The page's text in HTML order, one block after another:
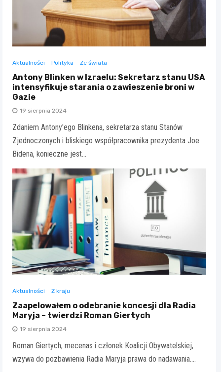
Aktualności Polityka Ze świata
Antony Blinken w Izraelu: Sekretarz stanu USA
intensyfikuje starania o zawieszenie broni w
Gazie
19 sierpnia 2024
Zdaniem Antony'ego Blinkena, sekretarza stanu Stanów
Zjednoczonych i bliskiego współpracownika prezydenta Joe
Bidena, konieczne jest…
Aktualności Z kraju
Zaapelowałem o odebranie koncesji dla Radia
Maryja – twierdzi Roman Giertych
19 sierpnia 2024
Roman Giertych, mecenas i członek Koalicji Obywatelskiej,
wzywa do pozbawienia Radia Maryja prawa do nadawania.…